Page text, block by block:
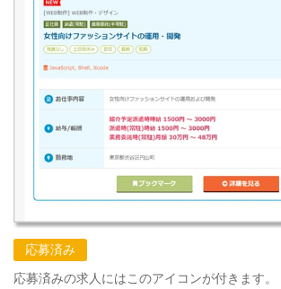
応募済み
応募済みの求人にはこのアイコンが付きます。